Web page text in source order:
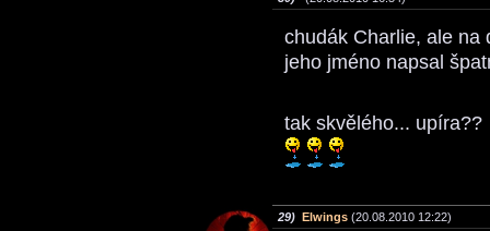
chudák Charlie, ale na
jeho jméno napsal
tak skvělého... upíra??
29) Elwings (20.08.2010 12:22)